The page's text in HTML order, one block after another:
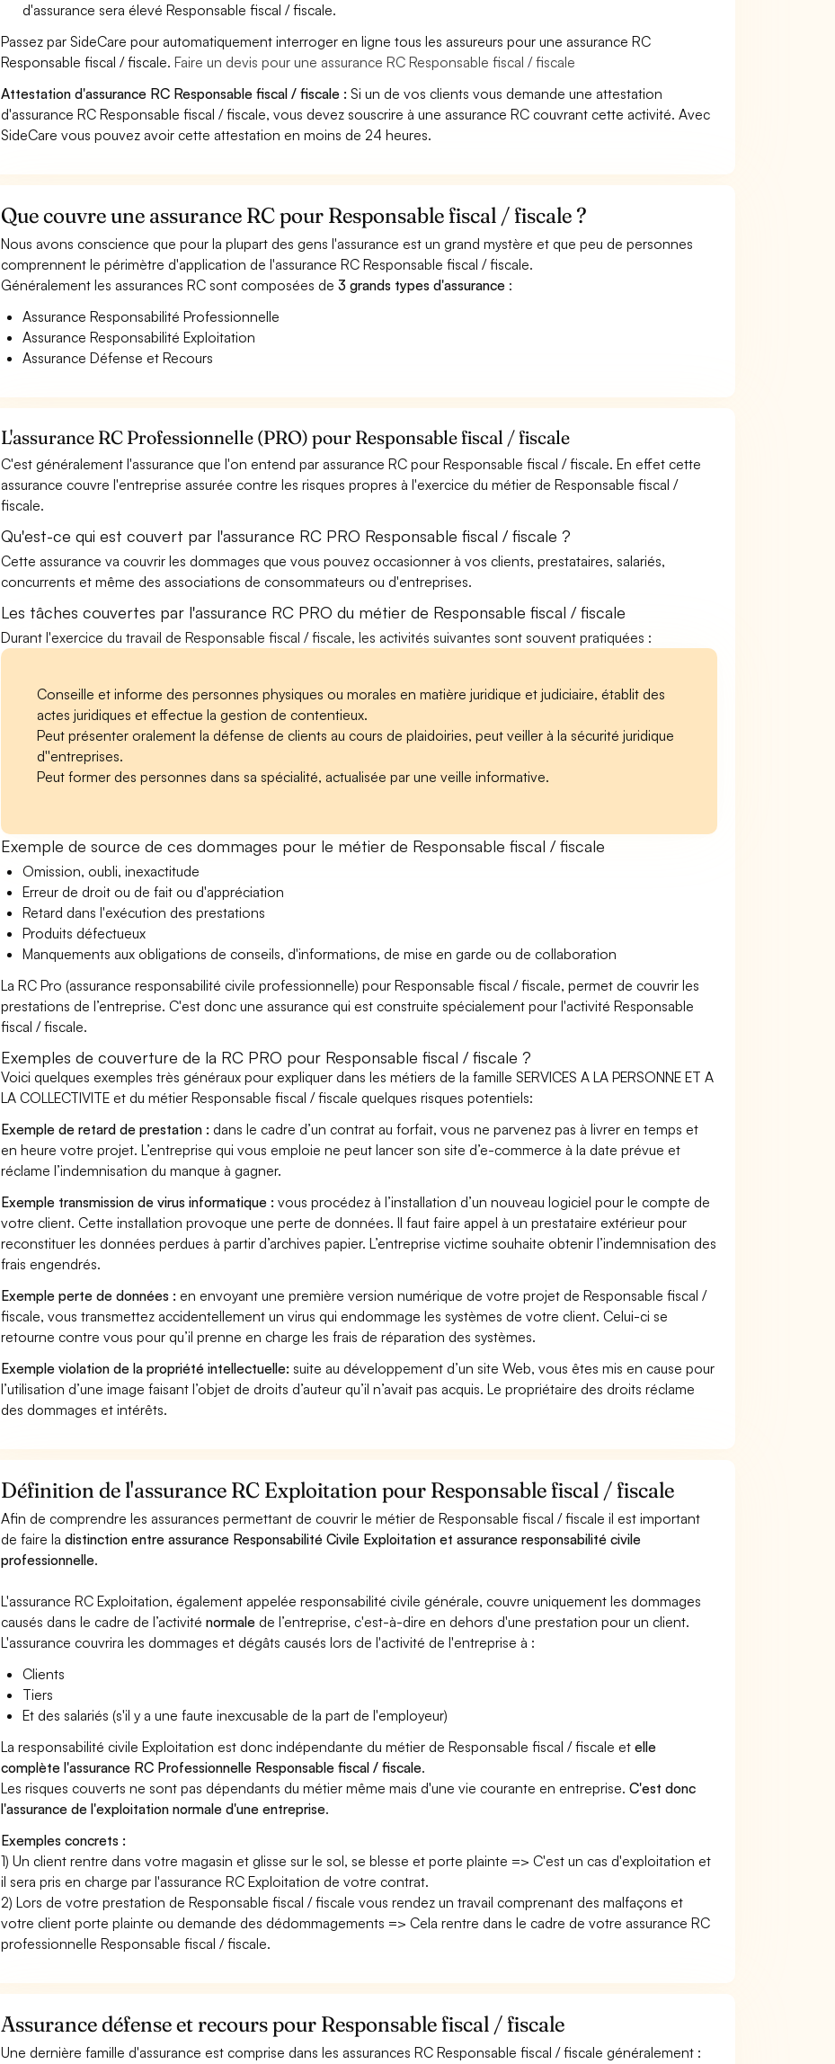
d'assurance sera élevé Responsable fiscal / fiscale.
Passez par SideCare pour automatiquement interroger en ligne tous les assureurs pour une assurance RC
Responsable fiscal / fiscale.Faire un devis pour une assurance RC Responsable fiscal / fiscale
Attestation d'assurance RC Responsable fiscal / fiscale : Si un de vos clients vous demande une attestation
d'assurance RC Responsable fiscal / fiscale, vous devez souscrire à une assurance RC couvrant cette activité. Avec
SideCare vous pouvez avoir cette attestation en moins de 24 heures.
Que couvre une assurance RC pour Responsable fiscal / fiscale ?
Nous avons conscience que pour la plupart des gens l'assurance est un grand mystère et que peu de personnes
comprennent le périmètre d'application de l'assurance RC Responsable fiscal / fiscale.
Généralement les assurances RC sont composées de3 grands types d'assurance :
Assurance Responsabilité Professionnelle
Assurance Responsabilité Exploitation
Assurance Défense et Recours
L'assurance RC Professionnelle (PRO) pour Responsable fiscal / fiscale
C'est généralement l'assurance que l'on entend par assurance RC pour Responsable fiscal / fiscale. En effet cette
assurance couvre l'entreprise assurée contre les risques propres à l'exercice du métier de Responsable fiscal /
fiscale.
Qu'est-ce qui est couvert par l'assurance RC PRO Responsable fiscal / fiscale ?
Cette assurance va couvrir les dommages que vous pouvez occasionner à vos clients, prestataires, salariés,
concurrents et même des associations de consommateurs ou d'entreprises.
Les tâches couvertes par l'assurance RC PRO du métier de Responsable fiscal / fiscale
Durant l'exercice du travail de Responsable fiscal / fiscale, les activités suivantes sont souvent pratiquées :
Conseille et informe des personnes physiques ou morales en matière juridique et judiciaire, établit des
actes juridiques et effectue la gestion de contentieux.
Peut présenter oralement la défense de clients au cours de plaidoiries, peut veiller à la sécurité juridique
d''entreprises.
Peut former des personnes dans sa spécialité, actualisée par une veille informative.
Exemple de source de ces dommages pour le métier de Responsable fiscal / fiscale
Omission, oubli, inexactitude
Erreur de droit ou de fait ou d'appréciation
Retard dans l'exécution des prestations
Produits défectueux
Manquements aux obligations de conseils, d'informations, de mise en garde ou de collaboration
La RC Pro (assurance responsabilité civile professionnelle) pour Responsable fiscal / fiscale, permet de couvrir les
prestations de l’entreprise. C'est donc une assurance qui est construite spécialement pour l'activité Responsable
fiscal / fiscale.
Exemples de couverture de la RC PRO pour Responsable fiscal / fiscale ?
Voici quelques exemples très généraux pour expliquer dans les métiers de la famille SERVICES A LA PERSONNE ET A
LA COLLECTIVITE et du métier Responsable fiscal / fiscale quelques risques potentiels:
Exemple de retard de prestation : dans le cadre d’un contrat au forfait, vous ne parvenez pas à livrer en temps et
en heure votre projet. L’entreprise qui vous emploie ne peut lancer son site d’e-commerce à la date prévue et
réclame l’indemnisation du manque à gagner.
Exemple transmission de virus informatique : vous procédez à l’installation d’un nouveau logiciel pour le compte de
votre client. Cette installation provoque une perte de données. Il faut faire appel à un prestataire extérieur pour
reconstituer les données perdues à partir d’archives papier. L’entreprise victime souhaite obtenir l’indemnisation des
frais engendrés.
Exemple perte de données : en envoyant une première version numérique de votre projet de Responsable fiscal /
fiscale, vous transmettez accidentellement un virus qui endommage les systèmes de votre client. Celui-ci se
retourne contre vous pour qu’il prenne en charge les frais de réparation des systèmes.
Exemple violation de la propriété intellectuelle: suite au développement d’un site Web, vous êtes mis en cause pour
l’utilisation d’une image faisant l’objet de droits d’auteur qu’il n’avait pas acquis. Le propriétaire des droits réclame
des dommages et intérêts.
Définition de l'assurance RC Exploitation pour Responsable fiscal / fiscale
Afin de comprendre les assurances permettant de couvrir le métier de Responsable fiscal / fiscale il est important
de faire ladistinction entre assurance Responsabilité Civile Exploitation et assurance responsabilité civile
professionnelle.
L'assurance RC Exploitation, également appelée responsabilité civile générale, couvre uniquement les dommages
causés dans le cadre de l’activiténormale de l’entreprise, c'est-à-dire en dehors d'une prestation pour un client.
L'assurance couvrira les dommages et dégâts causés lors de l'activité de l'entreprise à :
Clients
Tiers
Et des salariés (s'il y a une faute inexcusable de la part de l'employeur)
La responsabilité civile Exploitation est donc indépendante du métier de Responsable fiscal / fiscale etelle
complète l'assurance RC Professionnelle Responsable fiscal / fiscale.
Les risques couverts ne sont pas dépendants du métier même mais d'une vie courante en entreprise.C'est donc
l'assurance de l'exploitation normale d'une entreprise.
Exemples concrets :
1) Un client rentre dans votre magasin et glisse sur le sol, se blesse et porte plainte => C'est un cas d'exploitation et
il sera pris en charge par l'assurance RC Exploitation de votre contrat.
2) Lors de votre prestation de Responsable fiscal / fiscale vous rendez un travail comprenant des malfaçons et
votre client porte plainte ou demande des dédommagements => Cela rentre dans le cadre de votre assurance RC
professionnelle Responsable fiscal / fiscale.
Assurance défense et recours pour Responsable fiscal / fiscale
Une dernière famille d'assurance est comprise dans les assurances RC Responsable fiscal / fiscale généralement :